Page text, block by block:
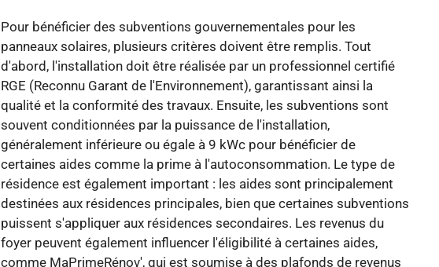
Pour bénéficier des subventions gouvernementales pour les
panneaux solaires, plusieurs critères doivent être remplis. Tout
d'abord, l'installation doit être réalisée par un professionnel certifié
RGE (Reconnu Garant de l'Environnement), garantissant ainsi la
qualité et la conformité des travaux. Ensuite, les subventions sont
souvent conditionnées par la puissance de l'installation,
généralement inférieure ou égale à 9 kWc pour bénéficier de
certaines aides comme la prime à l'autoconsommation. Le type de
résidence est également important : les aides sont principalement
destinées aux résidences principales, bien que certaines subventions
puissent s'appliquer aux résidences secondaires. Les revenus du
foyer peuvent également influencer l'éligibilité à certaines aides,
comme MaPrimeRénov', qui est soumise à des plafonds de revenus